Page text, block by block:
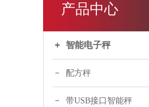
产品中心
智能电子秤
配方秤
带USB接口智能秤